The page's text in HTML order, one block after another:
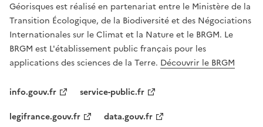
T
É
,
É
G
A
L
F
Géorisques est réalisé en partenariat entre le Ministère de la
Transition Écologique, de la Biodiversité et des Négociations
Internationales sur le Climat et la Nature et le BRGM. Le
BRGM est L'établissement public français pour les
applications des sciences de la Terre. Découvrir le BRGM
info.gouv.fr
service-public.fr
legifrance.gouv.fr
data.gouv.fr